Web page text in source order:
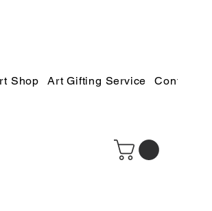
Shop Art Gifting Service Contact